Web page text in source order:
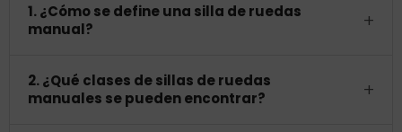
1. ¿Cómo se define una silla de ruedas
manual?
+
2. ¿Qué clases de sillas de ruedas
manuales se pueden encontrar?
+